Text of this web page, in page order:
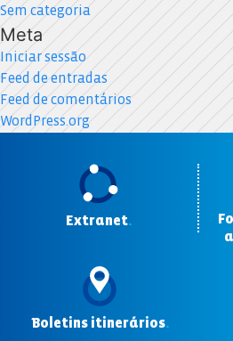
Sem categoria
Meta
Iniciar sessão
Feed de entradas
Feed de comentários
WordPress.org
Extranet.
Boletins itinerários.